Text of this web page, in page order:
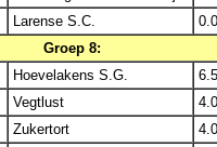
Larense S.C.
Groep 8:
Hoevelakens S.G.
Vegtlust
Zukertort